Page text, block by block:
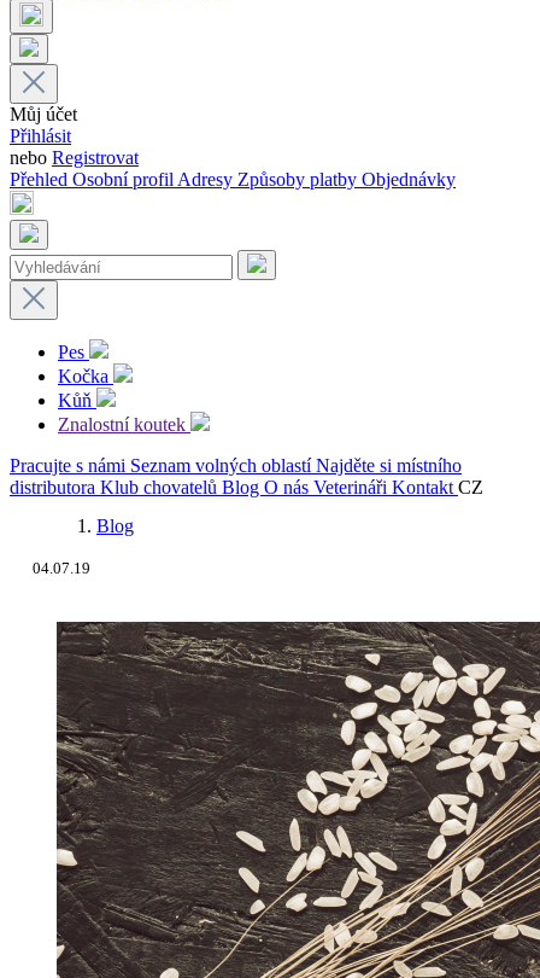
Můj účet
Přihlásit
nebo Registrovat
Přehled Osobní profilAdresy Způsoby platby Objednávky
Pes
Kočka
Kůň
Znalostní koutek
Pracujte s námi Seznam volných oblastí Najděte si místního
distributora Klub chovatelů Blog O nás Veterináři KontaktCZ
Blog
04.07.19